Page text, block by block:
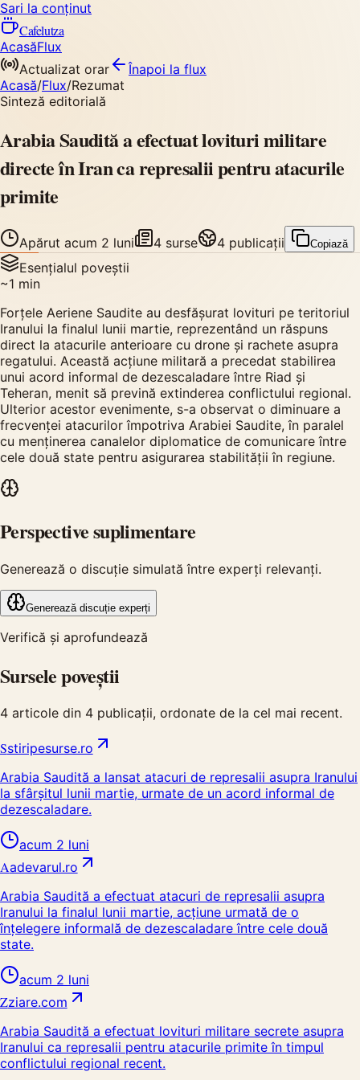
Sari la conținut
Cafelutza
AcasăFlux
Actualizat orar
Înapoi la flux
Acasă/Flux/Rezumat
Sinteză editorială
Arabia Saudită a efectuat lovituri militare
directe în Iran ca represalii pentru atacurile
primite
Apărut acum 2 luni 4 surse 4 publicații Copiază
Esențialul poveștii
~1 min
Forțele Aeriene Saudite au desfășurat lovituri pe teritoriul
Iranului la finalul lunii martie, reprezentând un răspuns
direct la atacurile anterioare cu drone și rachete asupra
regatului. Această acțiune militară a precedat stabilirea
unui acord informal de dezescaladare între Riad și
Teheran, menit să prevină extinderea conflictului regional.
Ulterior acestor evenimente, s-a observat o diminuare a
frecvenței atacurilor împotriva Arabiei Saudite, în paralel
cu menținerea canalelor diplomatice de comunicare între
cele două state pentru asigurarea stabilității în regiune.
Perspective suplimentare
Generează o discuție simulată între experți relevanți.
Generează discuție experți
Verifică și aprofundează
Sursele poveștii
4 articole din 4 publicații, ordonate de la cel mai recent.
Sstiripesurse.ro
Arabia Saudită a lansat atacuri de represalii asupra Iranului
la sfârșitul lunii martie, urmate de un acord informal de
dezescaladare.
acum 2 luni
Aadevarul.ro
Arabia Saudită a efectuat atacuri de represalii asupra
Iranului la finalul lunii martie, acțiune urmată de o
înțelegere informală de dezescaladare între cele două
state.
acum 2 luni
Zziare.com
Arabia Saudită a efectuat lovituri militare secrete asupra
Iranului ca represalii pentru atacurile primite în timpul
conflictului regional recent.